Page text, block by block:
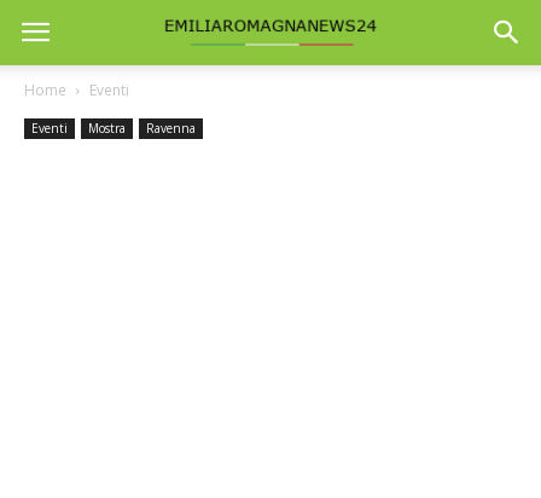
Home Eventi
Eventi Mostra Ravenna